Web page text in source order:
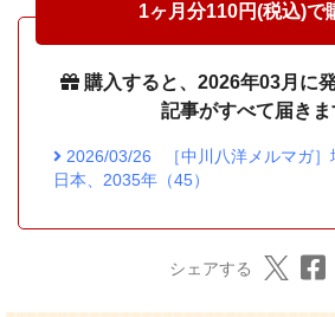
1ヶ月分110円(税込)で
購入すると、2026年03月に
記事がすべて届きま
2026/03/26
［中川八洋メルマガ
日本、2035年（45）
シェアする